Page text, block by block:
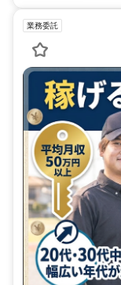
業務委託